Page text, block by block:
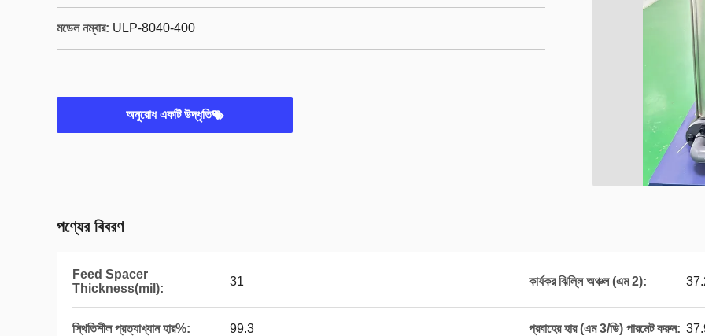
মডেল নম্বার: ULP-8040-400
অনুরোধ একটি উদ্ধৃতি
পণ্যের বিবরণ
Feed Spacer
Thickness(mil):
31 কার্যকর ঝিল্লি অঞ্চল (এম 2):
স্থিতিশীল প্রত্যাখ্যান হার%: 99.3 প্রবাহের হার (এম 3/ডি) পারমেট করুন: